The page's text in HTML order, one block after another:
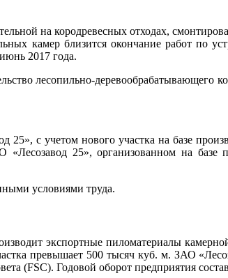
на кородревесных отходах,
камер близится окончание работ по
2017 года.
лесопильно-деревообрабатывающего
25», с учетом нового участка на базе
25», организованном на
условиями труда.
экспортные пиломатериалы
превышает 500 тысяч куб. м. ЗАО
(FSC). Годовой оборот предприятия